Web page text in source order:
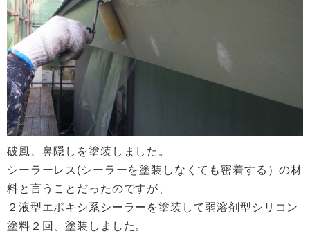
破風、鼻隠しを塗装しました。
シーラーレス(シーラーを塗装しなくても密着する）の材
料と言うことだったのですが、
２液型エポキシ系シーラーを塗装して弱溶剤型シリコン
塗料２回、塗装しました。